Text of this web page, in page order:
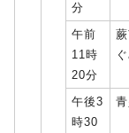
分
午前
11時
20分
午後3
時30